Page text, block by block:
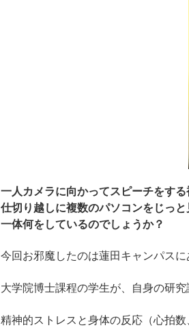
一人カメラに向かってスピーチをする
仕切り越しに複数のパソコンをじっと
一体何をしているのでしょうか？
今回お邪魔したのは蓮田キャンパス
大学院博士課程の学生が、自身の研
精神的ストレスと身体の反応（心拍